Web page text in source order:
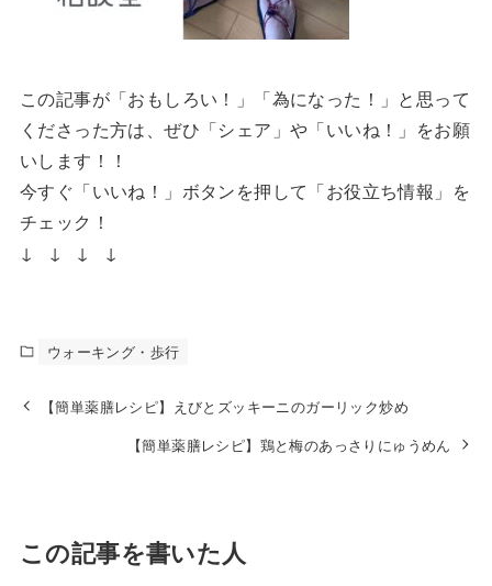
この記事が「おもしろい！」「為になった！」と思って
くださった方は、ぜひ「シェア」や「いいね！」をお願
いします！！
今すぐ「いいね！」ボタンを押して「お役立ち情報」を
チェック！
↓ ↓ ↓ ↓
ウォーキング・歩行
【簡単薬膳レシピ】えびとズッキーニのガーリック炒め
【簡単薬膳レシピ】鶏と梅のあっさりにゅうめん
この記事を書いた人